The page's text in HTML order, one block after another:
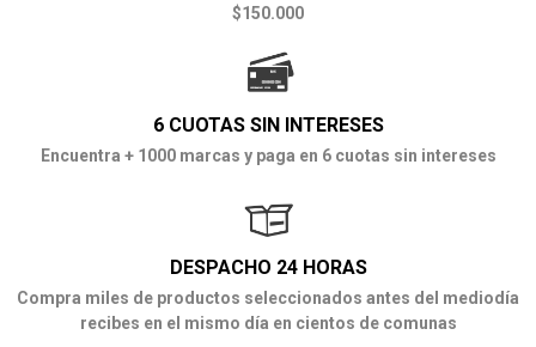
$150.000
6 CUOTAS SIN INTERESES
Encuentra + 1000 marcas y paga en 6 cuotas sin intereses
DESPACHO 24 HORAS
Compra miles de productos seleccionados antes del mediodía
recibes en el mismo día en cientos de comunas